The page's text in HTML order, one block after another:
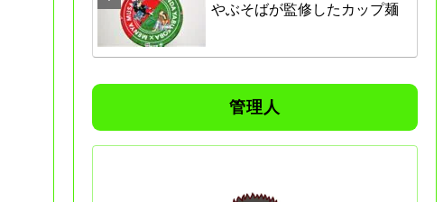
やぶそばが監修したカップ麺
管理人